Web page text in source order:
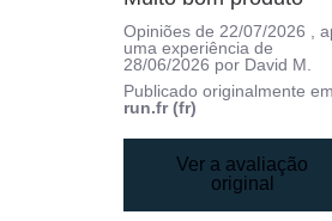
Opiniões de 22/07/2026
,
uma experiência de
28/06/2026 por David M.
Publicado originalmente
run.fr (fr)
Ver a avaliação
original